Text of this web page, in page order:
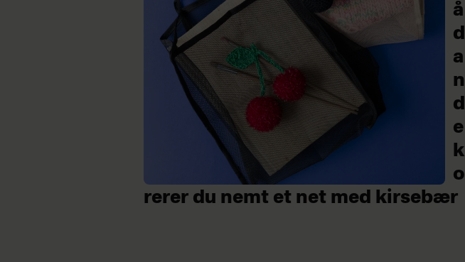
å
d
a
n
d
e
k
o
rerer du nemt et net med kirsebær